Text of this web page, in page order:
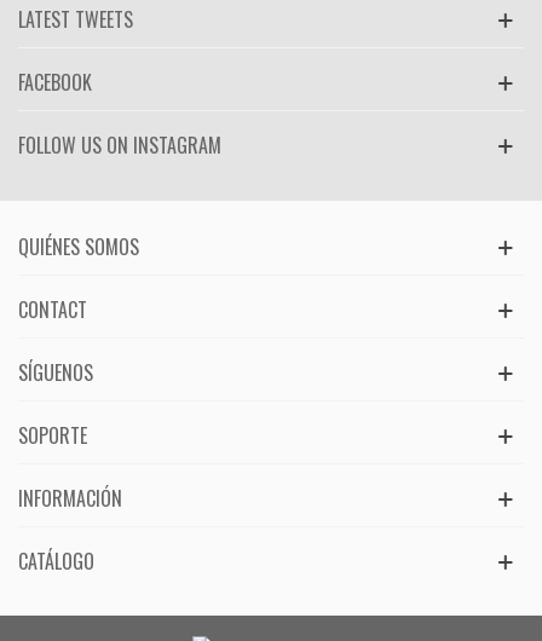
LATEST TWEETS
FACEBOOK
FOLLOW US ON INSTAGRAM
QUIÉNES SOMOS
CONTACT
SÍGUENOS
SOPORTE
INFORMACIÓN
CATÁLOGO